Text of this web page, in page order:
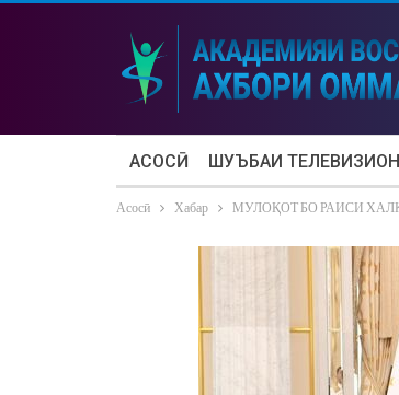
АСОСӢ ШУЪБАИ
Асосӣ Хабар МУЛОҚОТ БО РАИСИ